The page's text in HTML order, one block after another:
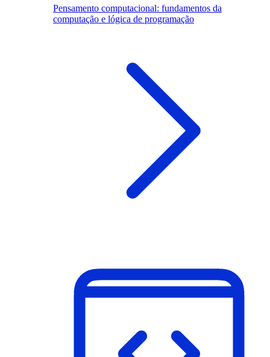
Pensamento computacional: fundamentos da
computação e lógica de programação